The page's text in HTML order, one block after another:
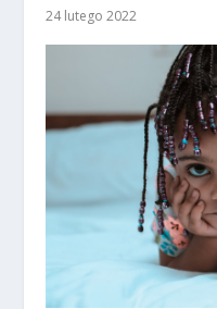
24 lutego 2022